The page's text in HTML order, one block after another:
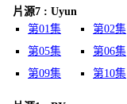
片源7 : Uyun
第01集
第02集
第05集
第06集
第09集
第10集